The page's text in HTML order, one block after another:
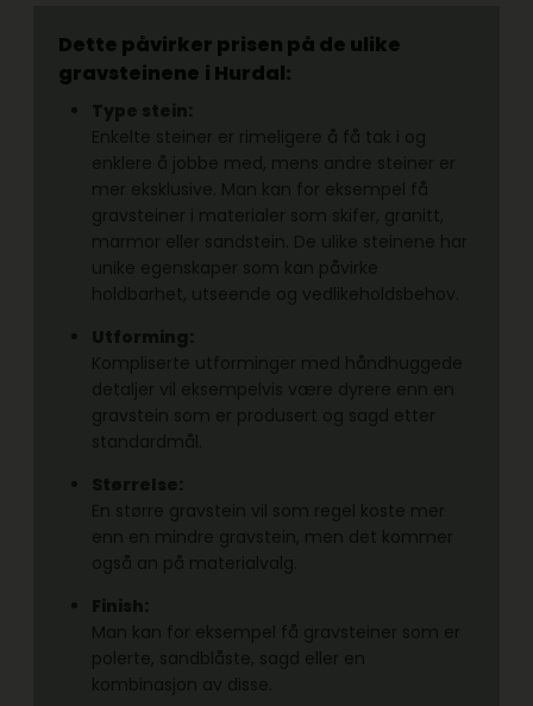
Dette påvirker prisen på de ulike
gravsteinene i Hurdal: